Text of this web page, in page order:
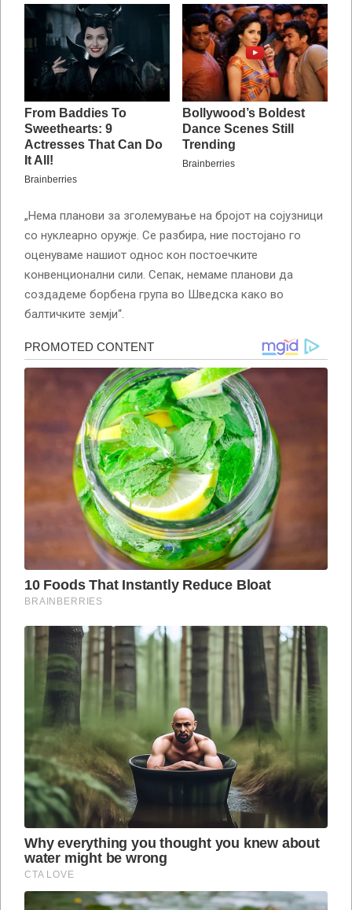
„Нема планови за зголемување на бројот на сојузници
со нуклеарно оружје. Се разбира, ние постојано го
оценуваме нашиот однос кон постоечките
конвенционални сили. Сепак, немаме планови да
создадеме борбена група во Шведска како во
балтичките земји“.